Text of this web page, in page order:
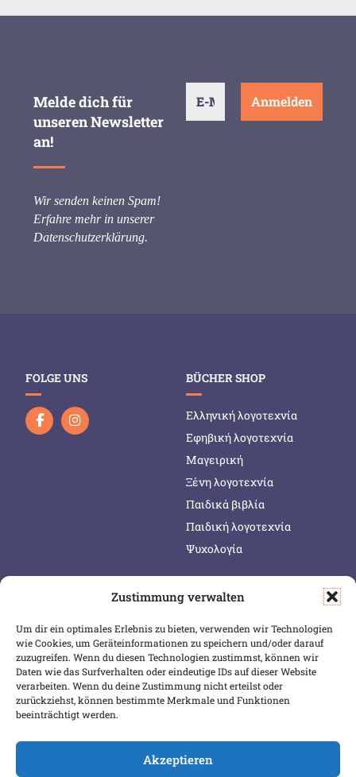
Zustimmung verwalten
Um dir ein optimales Erlebnis zu bieten, verwenden wir Technologien
wie Cookies, um Geräteinformationen zu speichern und/oder darauf
zuzugreifen. Wenn du diesen Technologien zustimmst, können wir
Daten wie das Surfverhalten oder eindeutige IDs auf dieser Website
verarbeiten. Wenn du deine Zustimmung nicht erteilst oder
zurückziehst, können bestimmte Merkmale und Funktionen
beeinträchtigt werden.
Akzeptieren
Melde dich für
unseren Newsletter
an!
Wir senden keinen Spam!
Erfahre mehr in unserer
Datenschutzerklärung.
FOLGE UNS BÜCHER SHOP
Ελληνική λογοτεχνία
Εφηβική λογοτεχνία
Μαγειρική
Ξένη λογοτεχνία
Παιδικά βιβλία
Παιδική λογοτεχνία
Ψυχολογία
SERVICE & INFOS
Warenkorb
Wunschliste
Mein Konto
Versand & Lieferung
Zahlungsweisen
SICHER BEZAHLEN